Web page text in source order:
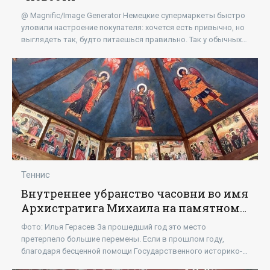
@ Magnific/Image Generator Немецкие супермаркеты быстро
уловили настроение покупателя: хочется есть привычно, но
выглядеть так, будто питаешься правильно. Так у обычных
Теннис
Внутреннее убранство часовни во имя
Архистратига Михаила на памятном
месте «Высота 168,5» обновили -
«Новости»
Фото: Илья Герасев За прошедший год это место
претерпело большие перемены. Если в прошлом году,
благодаря бесценной помощи Государственного историко-